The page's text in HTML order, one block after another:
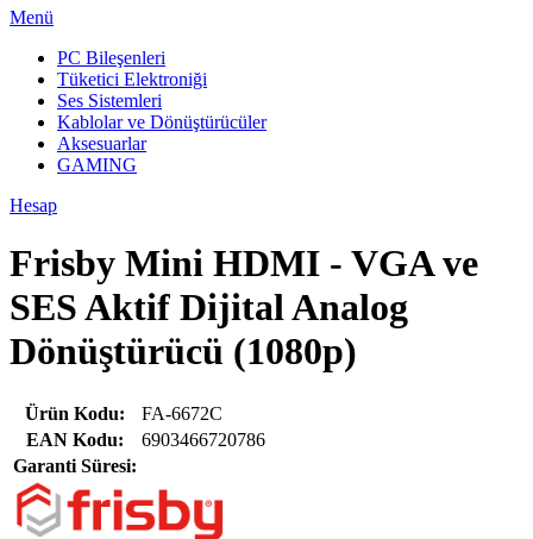
Menü
PC Bileşenleri
Tüketici Elektroniği
Ses Sistemleri
Kablolar ve Dönüştürücüler
Aksesuarlar
GAMING
Hesap
Frisby Mini HDMI - VGA ve
SES Aktif Dijital Analog
Dönüştürücü (1080p)
Ürün Kodu:
FA-6672C
EAN Kodu:
6903466720786
Garanti Süresi: